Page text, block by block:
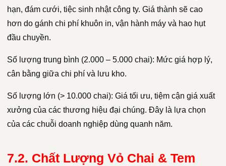
hạn, đám cưới, tiệc sinh nhật công ty. Giá thành sẽ cao
hơn do gánh chi phí khuôn in, vận hành máy và hao hụt
đầu chuyền.
Số lượng trung bình (2.000 – 5.000 chai): Mức giá hợp lý,
cân bằng giữa chi phí và lưu kho.
Số lượng lớn (> 10.000 chai): Giá tối ưu, tiệm cận giá xuất
xưởng của các thương hiệu đại chúng. Đây là lựa chọn
của các chuỗi doanh nghiệp dùng quanh năm.
7.2. Chất Lượng Vỏ Chai & Tem